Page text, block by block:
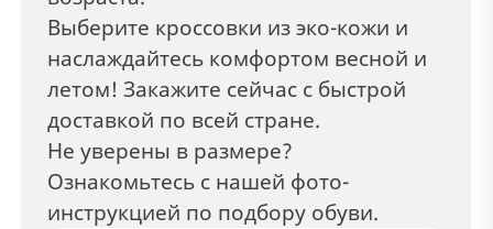
Выберите кроссовки из эко-кожи и
наслаждайтесь комфортом весной и
летом! Закажите сейчас с быстрой
доставкой по всей стране.
Не уверены в размере?
Ознакомьтесь с нашей фото-
инструкцией по подбору обуви.